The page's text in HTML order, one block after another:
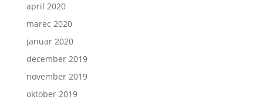
april 2020
marec 2020
januar 2020
december 2019
november 2019
oktober 2019